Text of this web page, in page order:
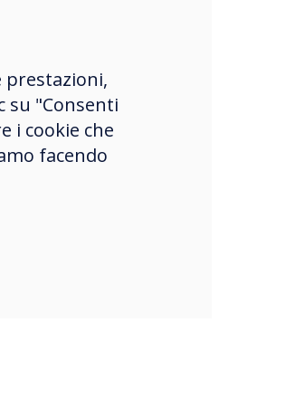
owned
into a
in
prestazioni,
su "Consenti
i cookie che
facendo